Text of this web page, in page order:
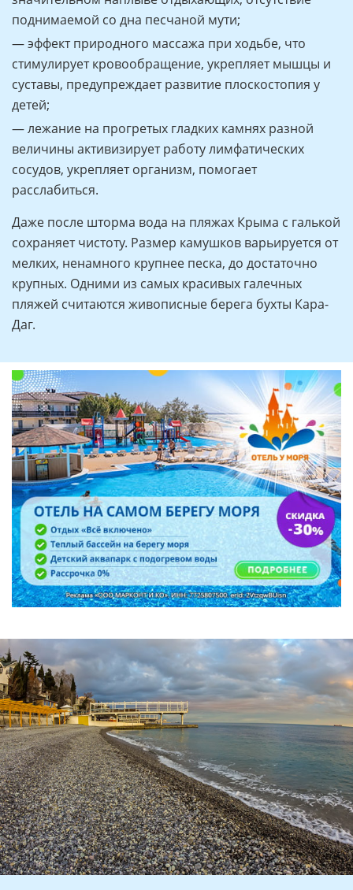
поднимаемой со дна песчаной мути;
— эффект природного массажа при ходьбе, что
стимулирует кровообращение, укрепляет мышцы и
суставы, предупреждает развитие плоскостопия у
детей;
— лежание на прогретых гладких камнях разной
величины активизирует работу лимфатических
сосудов, укрепляет организм, помогает
расслабиться.
Даже после шторма вода на пляжах Крыма с галькой
сохраняет чистоту. Размер камушков варьируется от
мелких, ненамного крупнее песка, до достаточно
крупных. Одними из самых красивых галечных
пляжей считаются живописные берега бухты Кара-
Даг.